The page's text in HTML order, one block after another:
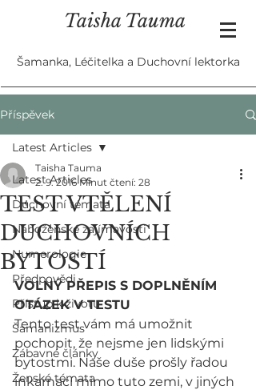
Taisha Tauma
Šamanka, Léčitelka a Duchovní lektorka
Příspěvek
Latest Articles
Duchovní témata
Náboženské zajímavosti
Numerologie
Předpovědi
Přístup k životu
Šamanizmus
Zábavné články
Ženské témata
Latest Articles
TEST VTĚLENÍ
DUCHOVNÍCH
BYTOSTÍ
Taisha Tauma
2. 9. 2016 Minut čtení: 28
VOLNÝ PŘEPIS S DOPLNĚNÍM
OTÁZEK V TESTU
Tento test vám má umožnit
pochopit, že nejsme jen lidskými
bytostmi. Naše duše prošly řadou
inkarnací mimo tuto zemi, v jiných